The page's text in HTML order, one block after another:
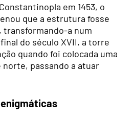
em 1453, o
que a estrutura fosse
transformando-a num
do século XVII, a torre
quando foi colocada uma
passando a atuar